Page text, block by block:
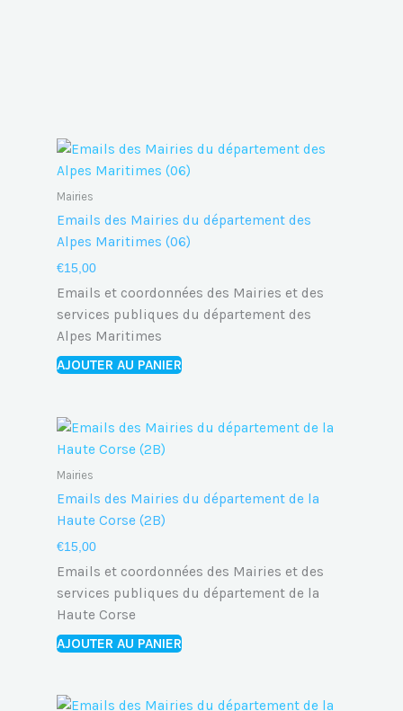
Mairies
Emails des Mairies du département des
Alpes Maritimes (06)
€15,00
Emails et coordonnées des Mairies et des
services publiques du département des
Alpes Maritimes
AJOUTER AU PANIER
Mairies
Emails des Mairies du département de la
Haute Corse (2B)
€15,00
Emails et coordonnées des Mairies et des
services publiques du département de la
Haute Corse
AJOUTER AU PANIER